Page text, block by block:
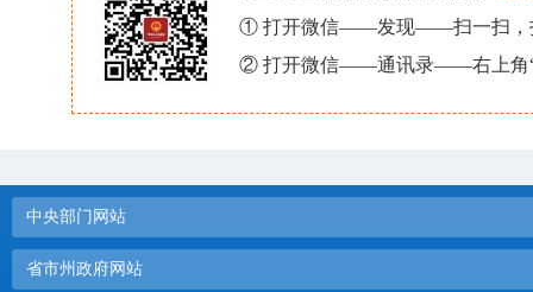
① 打开微信——发现——扫一扫，
② 打开微信——通讯录——右上角“
中央部门网站
省市州政府网站